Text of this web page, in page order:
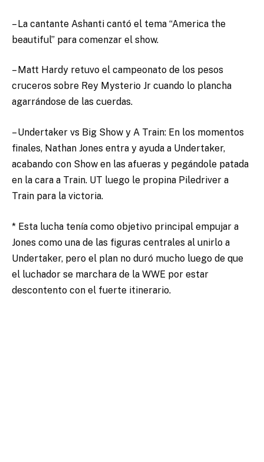
– La cantante Ashanti cantó el tema “America the
beautiful” para comenzar el show.
– Matt Hardy retuvo el campeonato de los pesos
cruceros sobre Rey Mysterio Jr cuando lo plancha
agarrándose de las cuerdas.
– Undertaker vs Big Show y A Train: En los momentos
finales, Nathan Jones entra y ayuda a Undertaker,
acabando con Show en las afueras y pegándole patada
en la cara a Train. UT luego le propina Piledriver a
Train para la victoria.
* Esta lucha tenía como objetivo principal empujar a
Jones como una de las figuras centrales al unirlo a
Undertaker, pero el plan no duró mucho luego de que
el luchador se marchara de la WWE por estar
descontento con el fuerte itinerario.